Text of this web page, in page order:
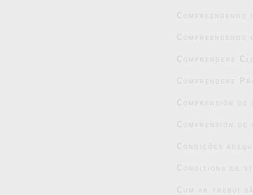
Comprendere
Comprendere
Comprensión
Comprensión
Condições
Conditions de
Cum ar trebui